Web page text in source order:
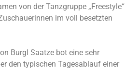
von der Tanzgruppe „Freestyle“
im voll besetzten
Burgl Saatze bot eine sehr
den typischen Tagesablauf einer